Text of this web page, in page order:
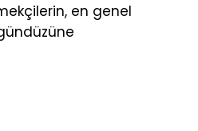
en genel